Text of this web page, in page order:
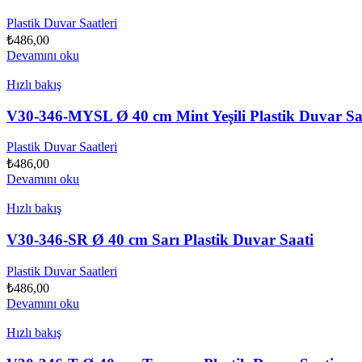
Plastik Duvar Saatleri
₺486,00
Devamını oku
Hızlı bakış
V30-346-MYSL Ø 40 cm Mint Yeşili Plastik Duvar
Plastik Duvar Saatleri
₺486,00
Devamını oku
Hızlı bakış
V30-346-SR Ø 40 cm Sarı Plastik Duvar Saati
Plastik Duvar Saatleri
₺486,00
Devamını oku
Hızlı bakış